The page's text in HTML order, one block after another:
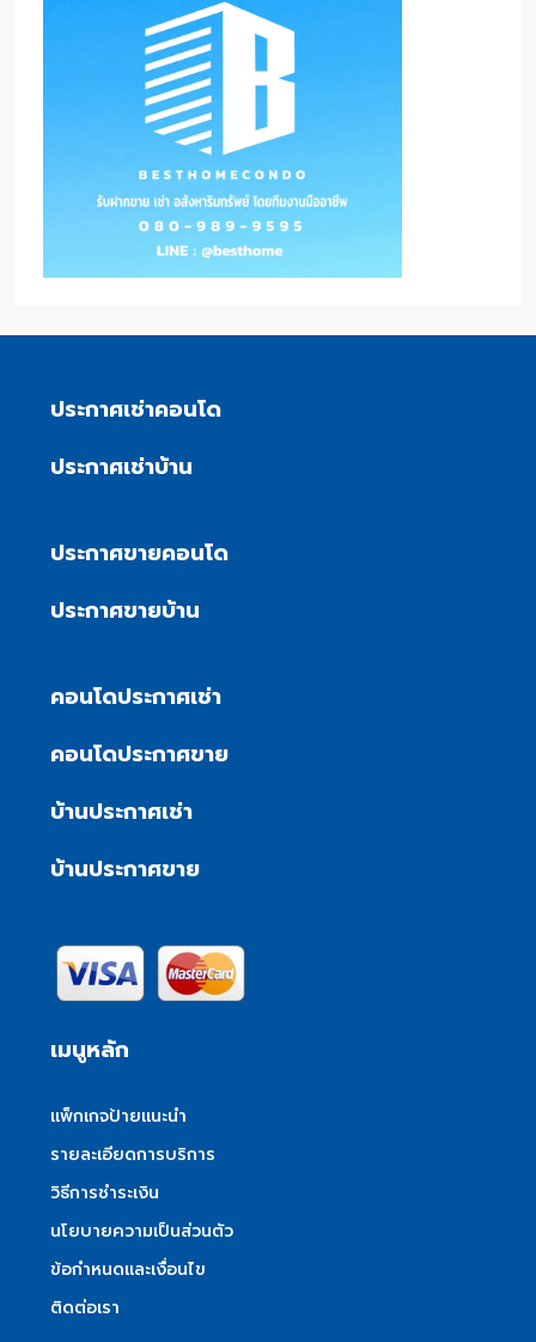
ประกาศเช่าคอนโด
ประกาศเช่าบ้าน
ประกาศขายคอนโด
ประกาศขายบ้าน
คอนโดประกาศเช่า
คอนโดประกาศขาย
บ้านประกาศเช่า
บ้านประกาศขาย
เมนูหลัก
แพ็กเกจป้ายแนะนำ
รายละเอียดการบริการ
วิธีการชำระเงิน
นโยบายความเป็นส่วนตัว
ข้อกำหนดและเงื่อนไข
ติดต่อเรา